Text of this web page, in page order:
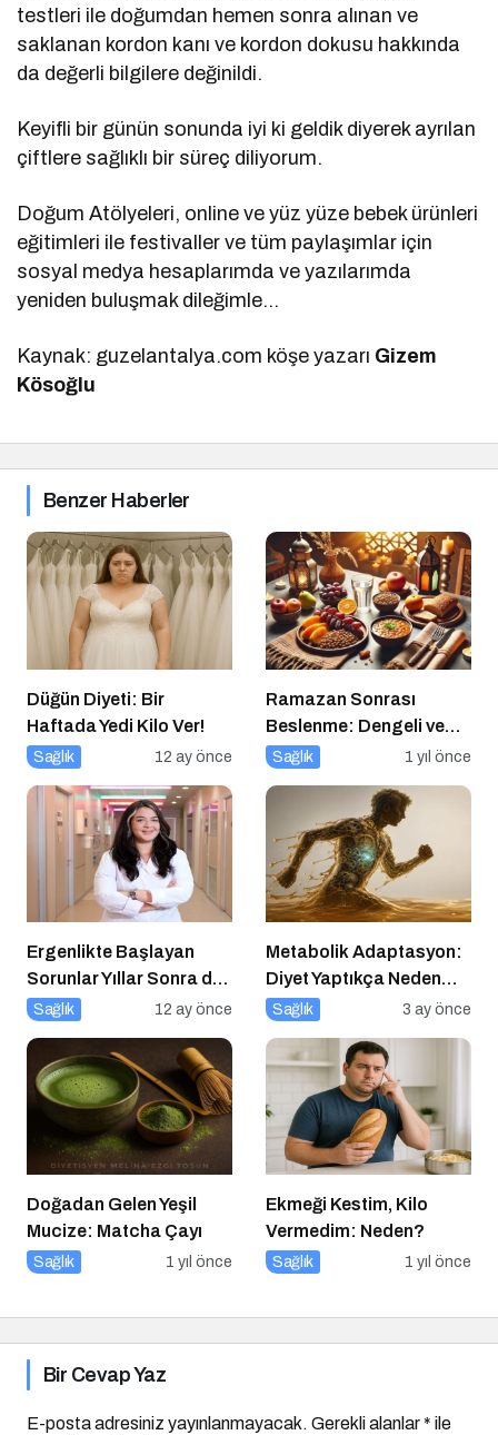
testleri ile doğumdan hemen sonra alınan ve
saklanan kordon kanı ve kordon dokusu hakkında
da değerli bilgilere değinildi.
Keyifli bir günün sonunda iyi ki geldik diyerek ayrılan
çiftlere sağlıklı bir süreç diliyorum.
Doğum Atölyeleri, online ve yüz yüze bebek ürünleri
eğitimleri ile festivaller ve tüm paylaşımlar için
sosyal medya hesaplarımda ve yazılarımda
yeniden buluşmak dileğimle…
Kaynak: guzelantalya.com köşe yazarı Gizem
Kösoğlu
Benzer Haberler
Düğün Diyeti: Bir
Haftada Yedi Kilo Ver!
Sağlık 12 ay önce
Ramazan Sonrası
Beslenme: Dengeli ve
Sağlıklı Bir Geçiş İçin
Sağlık 1 yıl önce
Ergenlikte Başlayan
Sorunlar Yıllar Sonra da
Sizi Takip Ediyorsa
Sağlık 12 ay önce
Metabolik Adaptasyon:
Diyet Yaptıkça Neden
Kilo Vermek Zorlaşır?
Sağlık 3 ay önce
Doğadan Gelen Yeşil
Mucize: Matcha Çayı
Sağlık 1 yıl önce
Ekmeği Kestim, Kilo
Vermedim: Neden?
Sağlık 1 yıl önce
Bir Cevap Yaz
E-posta adresiniz yayınlanmayacak. Gerekli alanlar* ile